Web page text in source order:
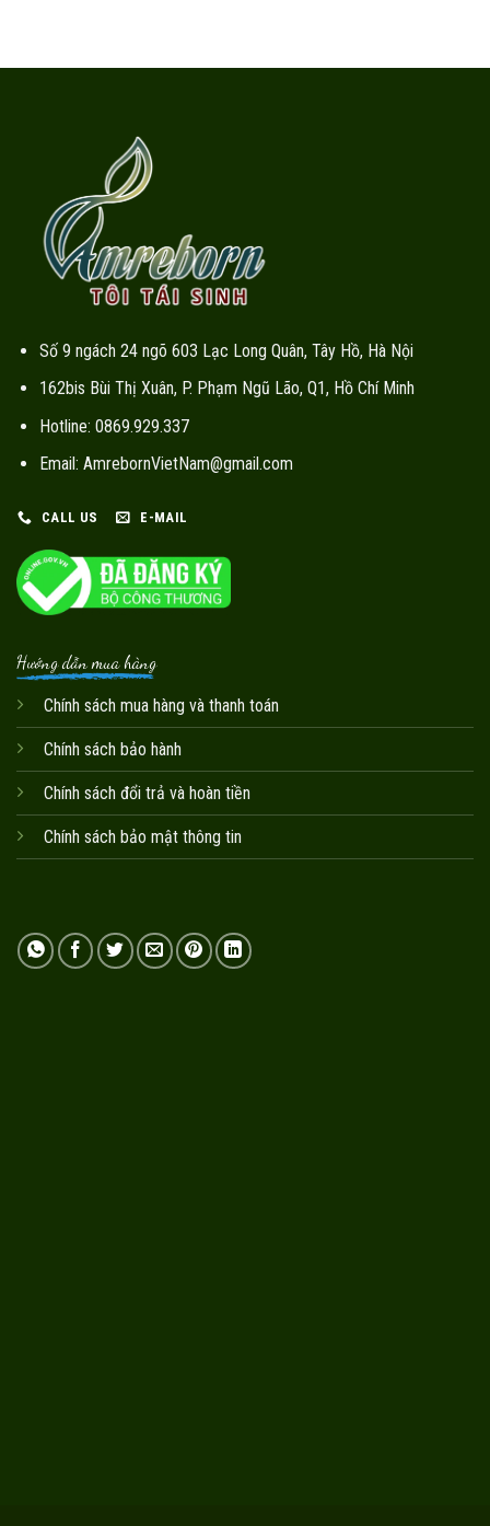
Số 9 ngách 24 ngõ 603 Lạc Long Quân, Tây Hồ, Hà Nội
162bis Bùi Thị Xuân, P. Phạm Ngũ Lão, Q1, Hồ Chí Minh
Hotline: 0869.929.337
Email: AmrebornVietNam@gmail.com
CALL US E-MAIL
Hướng dẫn mua hàng
Chính sách mua hàng và thanh toán
Chính sách bảo hành
Chính sách đổi trả và hoàn tiền
Chính sách bảo mật thông tin